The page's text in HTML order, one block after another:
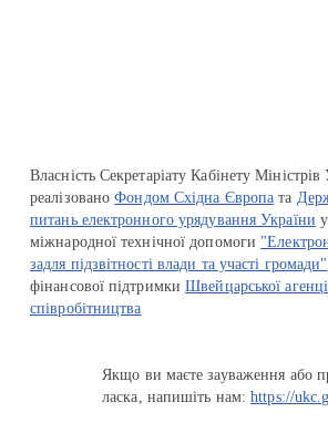
Власність Секретаріату Кабінету
реалізованоФондом Східна Європа та
питань електронного урядування України
міжнародної технічної допомоги
задля підзвітності влади та участі громади"
фінансової підтримкиШвейцарської
співробітництва
Якщо ви маєте зауваження або
ласка, напишіть нам:https://